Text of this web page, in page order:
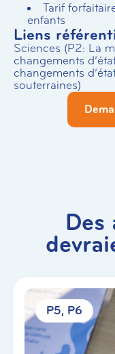
Tarif
enfants
Liens
Sciences (P2: La
changements
changements
souterraines)
Des
P5 P6